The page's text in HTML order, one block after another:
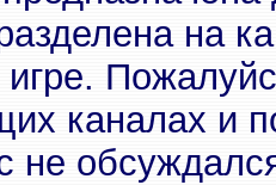
на
каналах и
не